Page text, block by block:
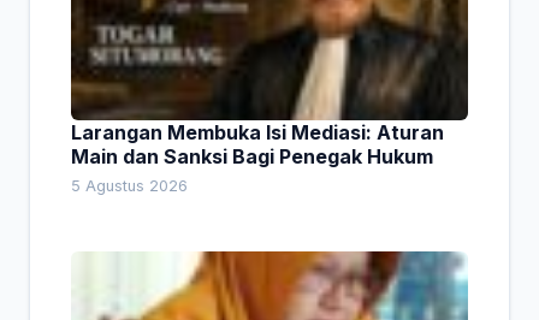
Larangan Membuka Isi Mediasi: Aturan
Main dan Sanksi Bagi Penegak Hukum
5 Agustus 2026